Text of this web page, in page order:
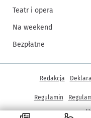
Teatr i opera
Na weekend
Bezpłatne
Inne
Redakcja
Regulamin